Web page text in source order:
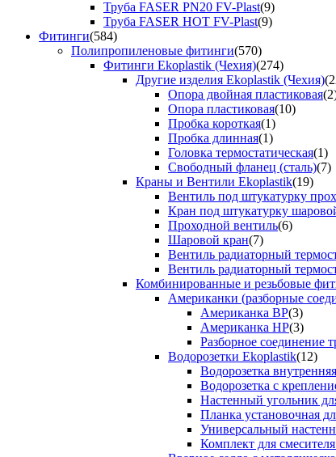
Труба FASER PN20 FV-Plast(9)
Труба FASER HOT FV-Plast(9)
Фитинги(584)
Полипропиленовые фитинги(570)
Фитинги Ekoplastik (Чехия)(274)
Другие изделия Ekoplastik (Чехия)
Опора двойная пластиковая
Опора пластиковая(10)
Пробка короткая(1)
Пробка длинная(1)
Головка термостатическая(1)
Свободный фланец (сталь)(7)
Краны и Вентили Ekoplastik(19)
Вентиль под штукатурку
Кран под штукатурку
Проходной вентиль(6)
Шаровой кран(7)
Вентиль радиаторный
Вентиль радиаторный
Комбинированные и резьбовые
Американки (разборные
Американка ВР(3)
Американка НР(3)
Разборное соединение
Водорозетки Ekoplastik(12)
Водорозетка
Водорозетка с
Настенный угольник
Планка установочная
Универсальный
Комплект для